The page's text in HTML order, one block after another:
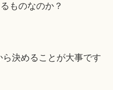
ものなのか？
決めることが大事です